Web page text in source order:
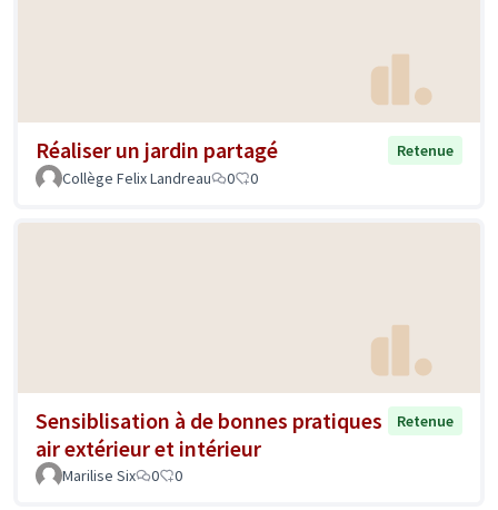
Réaliser un jardin partagé
Retenue
Collège Felix Landreau
0 0
Sensiblisation à de bonnes pratiques
air extérieur et intérieur
Retenue
Marilise Six 0 0